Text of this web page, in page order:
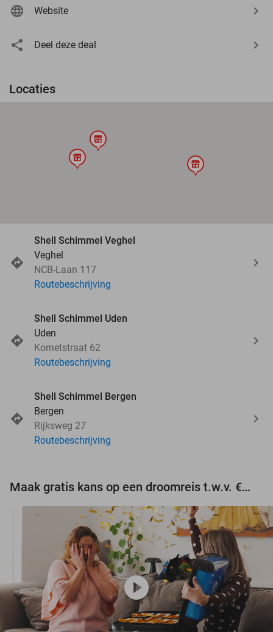
Website
Deel deze deal
Locaties
store
store
store
Shell Schimmel Veghel
Veghel
NCB-Laan 117
Routebeschrijving
Shell Schimmel Uden
Uden
Kornetstraat 62
Routebeschrijving
Shell Schimmel Bergen
Bergen
Rijksweg 27
Routebeschrijving
Maak gratis kans op een droomreis t.w.v. €3.000!
play_circle